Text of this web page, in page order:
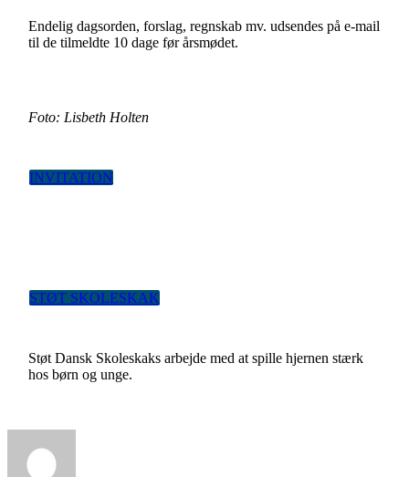
Endelig dagsorden, forslag, regnskab mv. udsendes på e-mail
til de tilmeldte 10 dage før årsmødet.
Foto: Lisbeth Holten
INVITATION
STØT SKOLESKAK
Støt Dansk Skoleskaks arbejde med at spille hjernen stærk
hos børn og unge.